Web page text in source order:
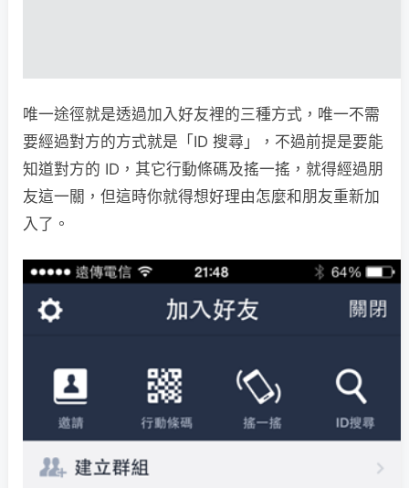
唯一途徑就是透過加入好友裡的三種方式，唯一不需
要經過對方的方式就是「ID 搜尋」，不過前提是要能
知道對方的 ID，其它行動條碼及搖一搖，就得經過朋
友這一關，但這時你就得想好理由怎麼和朋友重新加
入了。